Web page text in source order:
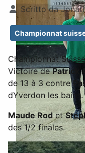
Dettagli
Scritto da
Championnat
Championnat
Victoire dePatrick
de 13 à 3 contre
dYverdon les bains.
Maude Rodet
des 1/2 finales.